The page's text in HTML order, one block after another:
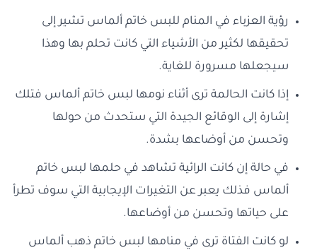
رؤية العزباء في المنام للبس خاتم ألماس تشير إلى
تحقيقها لكثير من الأشياء التي كانت تحلم بها وهذا
سيجعلها مسرورة للغاية.
إذا كانت الحالمة ترى أثناء نومها لبس خاتم ألماس فتلك
إشارة إلى الوقائع الجيدة التي ستحدث من حولها
وتحسن من أوضاعها بشدة.
في حالة إن كانت الرائية تشاهد في حلمها لبس خاتم
ألماس فذلك يعبر عن التغيرات الإيجابية التي سوف تطرأ
على حياتها وتحسن من أوضاعها.
لو كانت الفتاة ترى في منامها لبس خاتم ذهب ألماس